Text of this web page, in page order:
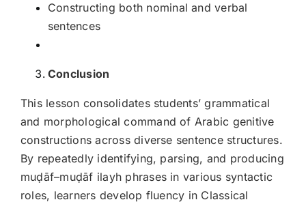
Constructing both nominal and verbal
sentences
Conclusion
This lesson consolidates students’ grammatical
and morphological command of Arabic genitive
constructions across diverse sentence structures.
By repeatedly identifying, parsing, and producing
muḍāf–muḍāf ilayh phrases in various syntactic
roles, learners develop fluency in Classical